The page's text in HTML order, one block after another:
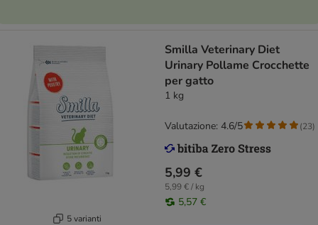
5 varianti
Smilla Veterinary Diet
Urinary Pollame Crocchette
per gatto
1 kg
5,99 €
5,99 € / kg
5,57 €
Valutazione: 4.6/5 (23)